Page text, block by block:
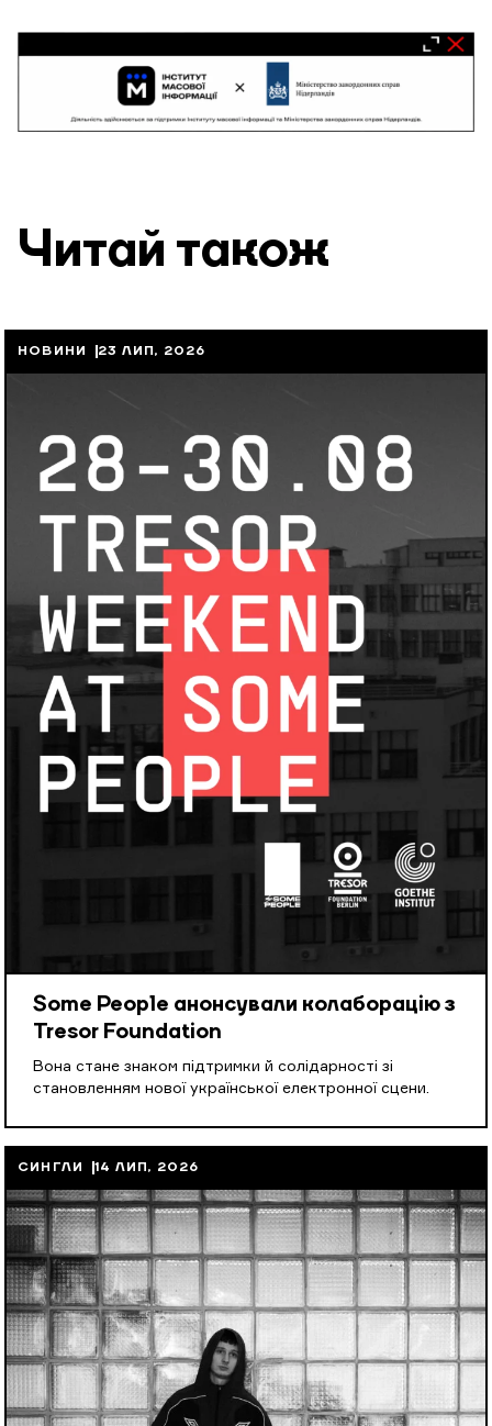
Читай також
НОВИНИ 23 ЛИП, 2026
Some People анонсували колаборацію з
Tresor Foundation
Вона стане знаком підтримки й солідарності зі
становленням нової української електронної сцени.
СИНГЛИ 14 ЛИП, 2026